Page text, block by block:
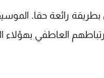
رائعة حقا.
العاطفي